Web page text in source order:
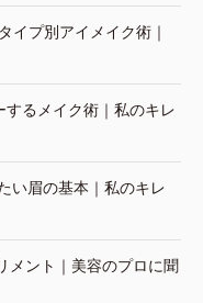
イプ別アイメイク術｜
るメイク術｜私のキレ
い眉の基本｜私のキレ
メント｜美容のプロに聞